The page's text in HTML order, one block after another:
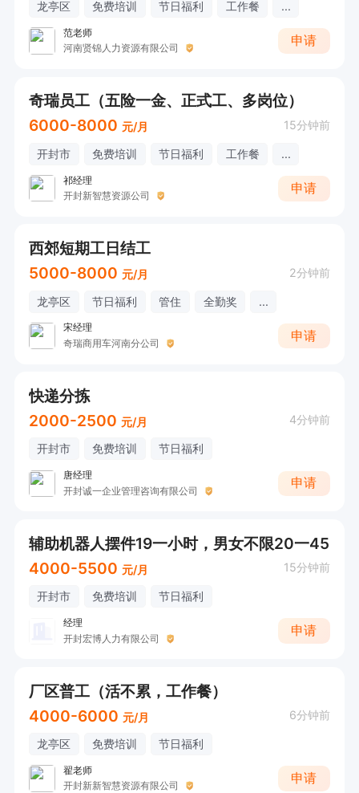
龙亭区 免费培训 节日福利 工作餐 ...
范老师
河南贤锦人力资源有限公司
申请
奇瑞员工（五险一金、正式工、多岗位）
6000-8000 元/月 15分钟前
开封市 免费培训 节日福利 工作餐 ...
祁经理
开封新智慧资源公司
申请
西郊短期工日结工
5000-8000 元/月 2分钟前
龙亭区 节日福利 管住 全勤奖 ...
宋经理
奇瑞商用车河南分公司
申请
快递分拣
2000-2500 元/月 4分钟前
开封市 免费培训 节日福利
唐经理
开封诚一企业管理咨询有限公司
申请
辅助机器人摆件19一小时，男女不限20一45
4000-5500 元/月 15分钟前
开封市 免费培训 节日福利
经理
开封宏博人力有限公司
申请
厂区普工（活不累，工作餐）
4000-6000 元/月 6分钟前
龙亭区 免费培训 节日福利
翟老师
开封新新智慧资源有限公司
申请